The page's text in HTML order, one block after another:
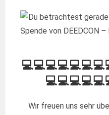
Wir freuen uns sehr